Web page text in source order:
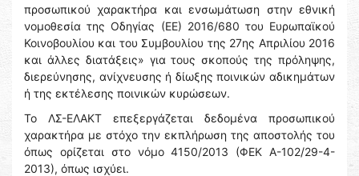
προσωπικού χαρακτήρα και ενσωμάτωση στην εθνική
νομοθεσία της Οδηγίας (ΕΕ) 2016/680 του Ευρωπαϊκού
Κοινοβουλίου και του Συμβουλίου της 27ης Απριλίου 2016
και άλλες διατάξεις» για τους σκοπούς της πρόληψης,
διερεύνησης, ανίχνευσης ή δίωξης ποινικών αδικημάτων
ή της εκτέλεσης ποινικών κυρώσεων.
Το ΛΣ-ΕΛΑΚΤ επεξεργάζεται δεδομένα προσωπικού
χαρακτήρα με στόχο την εκπλήρωση της αποστολής του
όπως ορίζεται στο νόμο 4150/2013 (ΦΕΚ Α-102/29-4-
2013), όπως ισχύει.